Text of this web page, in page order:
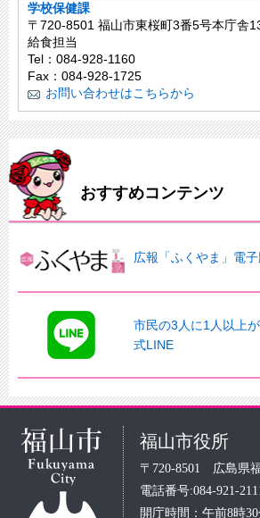
学校保健課
〒720-8501 福山市東桜町3番5号本庁舎
給食担当
Tel：084-928-1160
Fax：084-928-1725
お問い合わせはこちらから
おすすめコンテンツ
広報「ふくやま」電
市民の3人に1人以上
式LINE
福山市役所
〒720-8501 広島県
電話番号:084-921-
開庁時間：午前8時